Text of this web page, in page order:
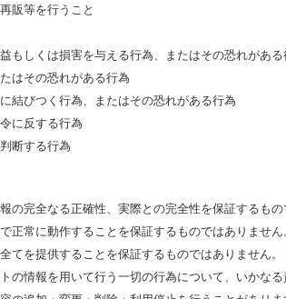
販等を行うこと
もしくは損害を与える行為、またはその恐れがある
はその恐れがある行為
結びつく行為、またはその恐れがある行為
に反する行為
断する行為
の完全なる正確性、実際との完全性を保証するもの
正常に動作することを保証するものではありません
てを提供することを保証するものではありません。
の情報を用いて行う一切の行為について、いかなる